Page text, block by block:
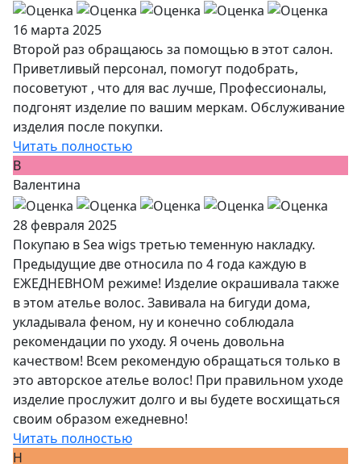
16 марта 2025
Второй раз обращаюсь за помощью в этот салон.
Приветливый персонал, помогут подобрать,
посоветуют , что для вас лучше, Профессионалы,
подгонят изделие по вашим меркам. Обслуживание
изделия после покупки.
Читать полностью
В
Валентина
28 февраля 2025
Покупаю в Sea wigs третью теменную накладку.
Предыдущие две относила по 4 года каждую в
ЕЖЕДНЕВНОМ режиме! Изделие окрашивала также
в этом ателье волос. Завивала на бигуди дома,
укладывала феном, ну и конечно соблюдала
рекомендации по уходу. Я очень довольна
качеством! Всем рекомендую обращаться только в
это авторское ателье волос! При правильном уходе
изделие прослужит долго и вы будете восхищаться
своим образом ежедневно!
Читать полностью
Н